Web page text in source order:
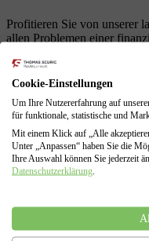
Profitieren Sie von unserer
allen Problemen einer
Schuldenberatung für
Führung sämtlicher
Erarbeitung von
Insolvenzverfahrens
Insolvenzverfahren
Vertretung
Insolvenzverwalter
Cookie-Einstellungen
Um Ihre Nutzererfahrung auf
für funktionale, statistische und
Mit einem Klick auf „Alle
Unter „Anpassen“ haben Sie die
Ihre Auswahl können Sie jederzeit
Datenschutzerklärung